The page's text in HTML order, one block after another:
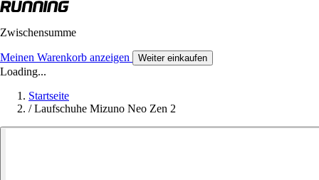
Zwischensumme
Meinen Warenkorb anzeigen Weiter einkaufen
Loading...
Startseite
/ Laufschuhe Mizuno Neo Zen 2